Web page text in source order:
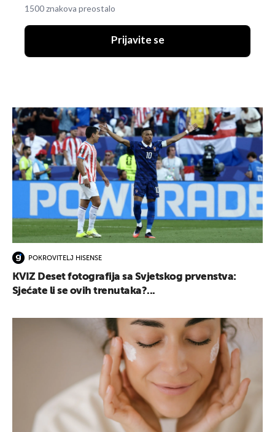
1500 znakova preostalo
Prijavite se
POKROVITELJ HISENSE
KVIZ Deset fotografija sa Svjetskog prvenstva:
Sjećate li se ovih trenutaka?...